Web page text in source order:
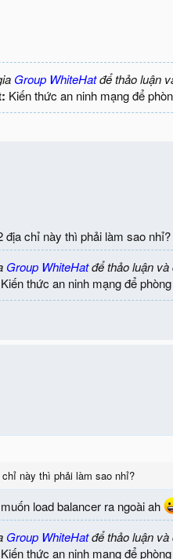
Group WhiteHatđể thảo luận
Kiến thức an ninh mạng để
chỉ này thì phải làm sao nhỉ?
Group WhiteHatđể thảo luận và
Kiến thức an ninh mạng để
này thì phải làm sao nhỉ?
load balancer ra ngoài ah
Group WhiteHatđể thảo luận và
Kiến thức an ninh mạng để